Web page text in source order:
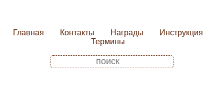
Главная Контакты Награды
Инструкция
Термины